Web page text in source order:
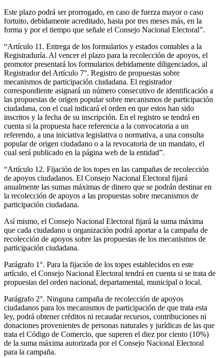
Este plazo podrá ser prorrogado, en caso de fuerza mayor o caso
fortuito, debidamente acreditado, hasta por tres meses más, en la
forma y por el tiempo que señale el Consejo Nacional Electoral”.
“Artículo 11. Entrega de los formularios y estados contables a la
Registraduría. Al vencer el plazo para la recolección de apoyos, el
promotor presentará los formularios debidamente diligenciados, al
Registrador del Artículo 7°. Registro de propuestas sobre
mecanismos de participación ciudadana. El registrador
correspondiente asignará un número consecutivo de identificación a
las propuestas de origen popular sobre mecanismos de participación
ciudadana, con el cual indicará el orden en que estos han sido
inscritos y la fecha de su inscripción. En el registro se tendrá en
cuenta si la propuesta hace referencia a la convocatoria a un
referendo, a una iniciativa legislativa o normativa, a una consulta
popular de origen ciudadano o a la revocatoria de un mandato, el
cual será publicado en la página web de la entidad”.
“Artículo 12. Fijación de los topes en las campañas de recolección
de apoyos ciudadanos. El Consejo Nacional Electoral fijará
anualmente las sumas máximas de dinero que se podrán destinar en
la recolección de apoyos a las propuestas sobre mecanismos de
participación ciudadana.
Así mismo, el Consejo Nacional Electoral fijará la suma máxima
que cada ciudadano u organización podrá aportar a la campaña de
recolección de apoyos sobre las propuestas de los mecanismos de
participación ciudadana.
Parágrafo 1°. Para la fijación de los topes establecidos en este
artículo, el Consejo Nacional Electoral tendrá en cuenta si se trata de
propuestas del orden nacional, departamental, municipal o local.
Parágrafo 2°. Ninguna campaña de recolección de apoyos
ciudadanos para los mecanismos de participación de que trata esta
ley, podrá obtener créditos ni recaudar recursos, contribuciones ni
donaciones provenientes de personas naturales y jurídicas de las que
trata el Código de Comercio, que superen el diez por ciento (10%)
de la suma máxima autorizada por el Consejo Nacional Electoral
para la campaña.